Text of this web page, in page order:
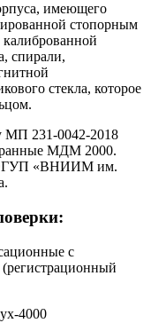
имеющего
стопорным
спирали,
стекла, которое
МП 231-0042-2018
МДМ 2000.
ФГУП «ВНИИМ им.
с
4000